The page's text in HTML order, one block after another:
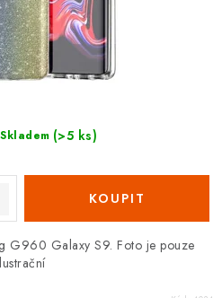
Skladem (>5 ks)
G960 Galaxy S9. Foto je pouze